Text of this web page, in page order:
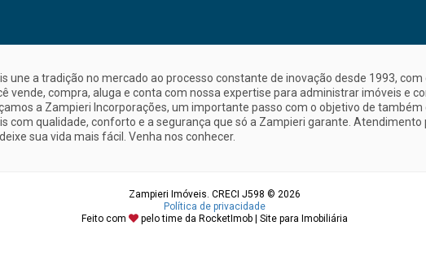
une a tradição no mercado ao processo constante de inovação desde 1993,
vende, compra, aluga e conta com nossa expertise para administrar imóveis e
a Zampieri Incorporações, um importante passo com o objetivo de
com qualidade, conforto e a segurança que só a Zampieri garante. Atendimento
sua vida mais fácil. Venha nos conhecer.
Zampieri Imóveis. CRECI J598 © 2026
Política de privacidade
Feito com
pelo time da RocketImob | Site para Imobiliária